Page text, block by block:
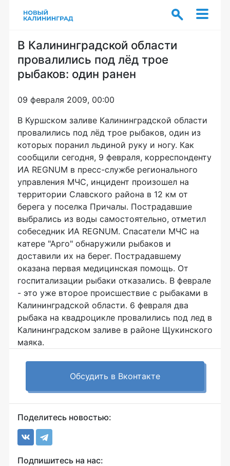
В Калининградской области
провалились под лёд трое
рыбаков: один ранен
09 февраля 2009, 00:00
В Куршском заливе Калининградской области
провалились под лёд трое рыбаков, один из
которых поранил льдиной руку и ногу. Как
сообщили сегодня, 9 февраля, корреспонденту
ИА REGNUM в пресс-службе регионального
управления МЧС, инцидент произошел на
территории Славского района в 12 км от
берега у поселка Причалы. Пострадавшие
выбрались из воды самостоятельно, отметил
собеседник ИА REGNUM. Спасатели МЧС на
катере "Арго" обнаружили рыбаков и
доставили их на берег. Пострадавшему
оказана первая медицинская помощь. От
госпитализации рыбаки отказались. В феврале
- это уже второе происшествие с рыбаками в
Калининградской области. 6 февраля два
рыбака на квадроцикле провалились под лед в
Калининградском заливе в районе Щукинского
маяка.
Обсудить в Вконтакте
Поделитесь новостью:
Подпишитесь на нас: